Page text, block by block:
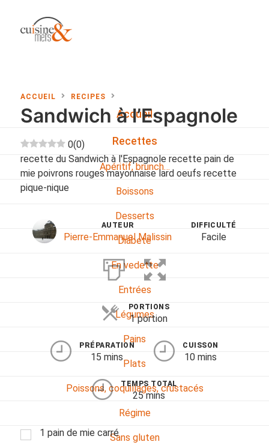
Accueil
Recettes
Apéritif, brunch…
Boissons
Desserts
Diabete
En vedette
Entrées
Légumes
Pains
Plats
Poissons, coquillages, crustacés
Régime
Sans gluten
ACCUEIL RECIPES
Sandwich à l’Espagnole
0(0)
recette du Sandwich à l'Espagnole recette pain de
mie poivrons rouges mayonnaise lard oeufs recette
pique-nique
AUTEUR
Pierre-Emmanuel Malissin
DIFFICULTÉ
Facile
PORTIONS
1 portion
PRÉPARATION
15 mins
CUISSON
10 mins
TEMPS TOTAL
25 mins
1 pain de mie carré